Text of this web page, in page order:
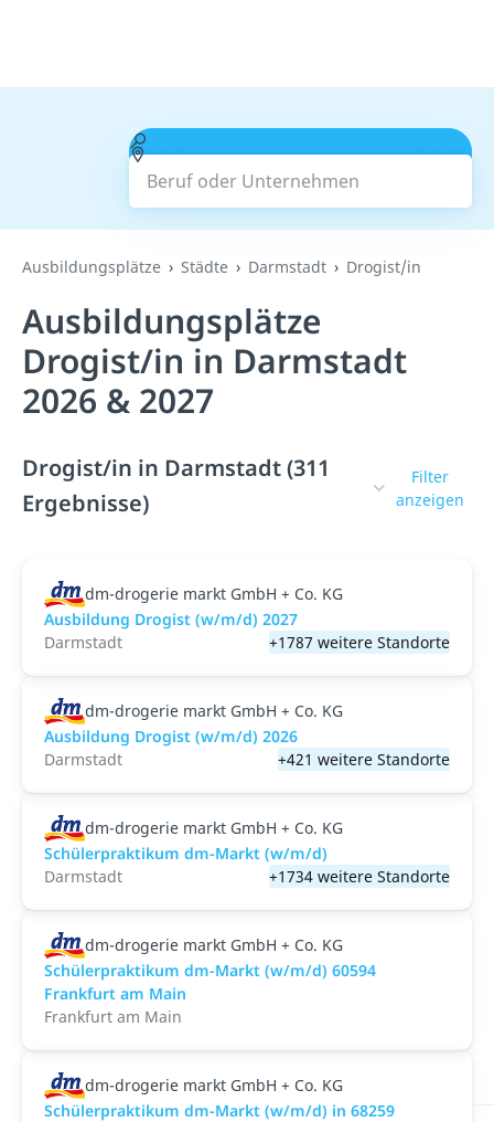
Beruf oder Unternehmen
Suchen
Ausbildungsplätze Städte Darmstadt Drogist/in
Ausbildungsplätze
Drogist/in in Darmstadt
2026 & 2027
Drogist/in in Darmstadt (311
Ergebnisse)
Filter
anzeigen
dm-drogerie markt GmbH + Co. KG
Ausbildung Drogist (w/m/d) 2027
Darmstadt
+1787 weitere Standorte
dm-drogerie markt GmbH + Co. KG
Ausbildung Drogist (w/m/d) 2026
Darmstadt
+421 weitere Standorte
dm-drogerie markt GmbH + Co. KG
Schülerpraktikum dm-Markt (w/m/d)
Darmstadt
+1734 weitere Standorte
dm-drogerie markt GmbH + Co. KG
Schülerpraktikum dm-Markt (w/m/d) 60594
Frankfurt am Main
Frankfurt am Main
dm-drogerie markt GmbH + Co. KG
Schülerpraktikum dm-Markt (w/m/d) in 68259